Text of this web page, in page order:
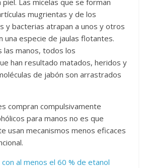
mugrientas y de los
y bacterias atrapan a unos y otros
una especie de jaulas flotantes.
las manos, todos los
han resultado matados, heridos y
de jabón son arrastrados
compran compulsivamente
para manos no es que
usan mecanismos menos eficaces
al menos el 60 % de etanol